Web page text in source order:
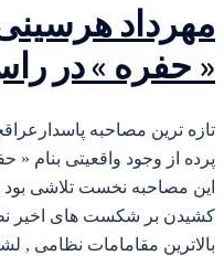
مهرداد
« حفره » در
تازه ترین مصاحبه
پرده از وجود واقعیتی بنام
این مصاحبه نخست تلاشی بود
کشیدن بر شکست های اخیر
بالاترین مقامامات نظامی ,